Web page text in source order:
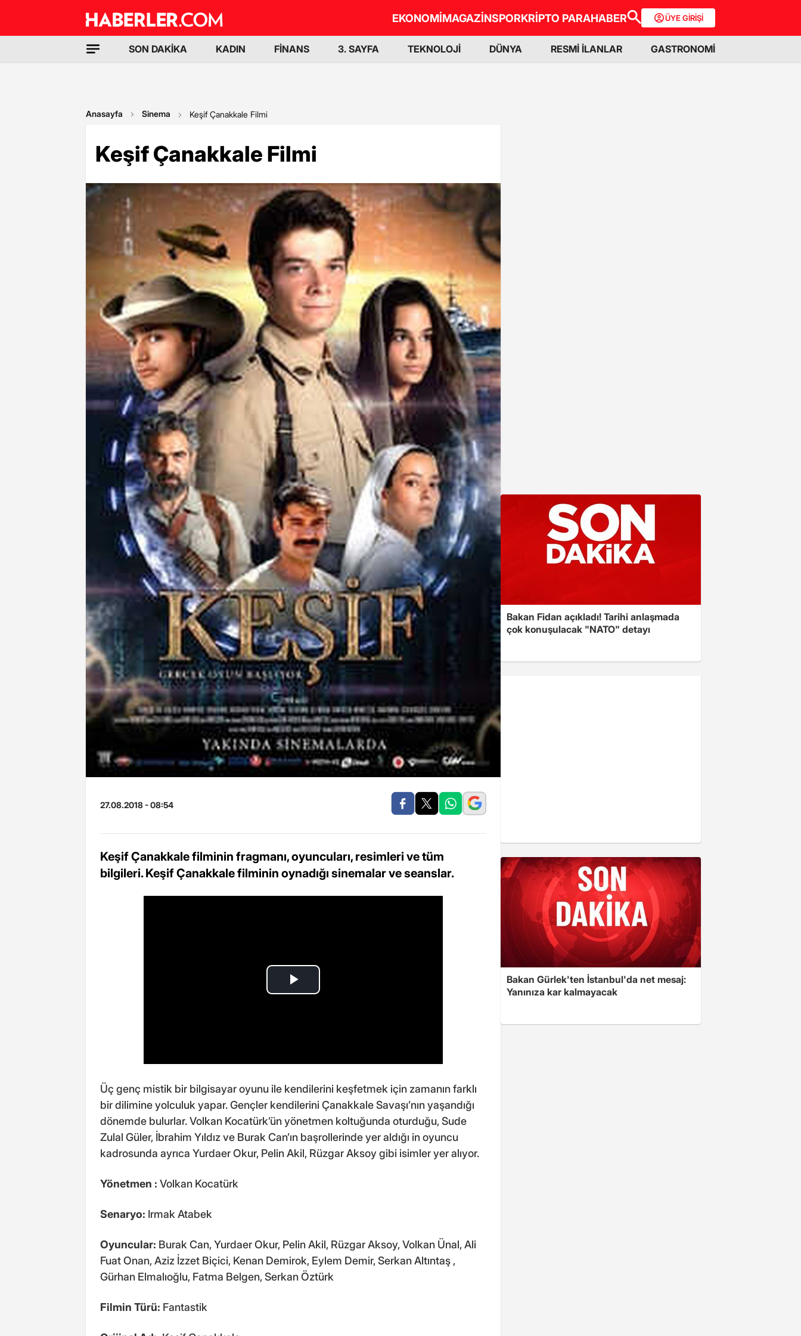
EKONOMİMAGAZİNSPORKRİPTO PARAHABER ÜYE GİRİŞİ
SON DAKİKA KADIN FİNANS 3. SAYFA TEKNOLOJİ DÜNYA RESMİ İLANLAR GASTRONOMİ
Anasayfa Sinema Keşif Çanakkale Filmi
Keşif Çanakkale Filmi
27.08.2018 - 08:54
Keşif Çanakkale filminin fragmanı, oyuncuları, resimleri ve tüm
bilgileri. Keşif Çanakkale filminin oynadığı sinemalar ve seanslar.
Üç genç mistik bir bilgisayar oyunu ile kendilerini keşfetmek için zamanın farklı
bir dilimine yolculuk yapar. Gençler kendilerini Çanakkale Savaşı’nın yaşandığı
dönemde bulurlar. Volkan Kocatürk’ün yönetmen koltuğunda oturduğu, Sude
Zulal Güler, İbrahim Yıldız ve Burak Can’ın başrollerinde yer aldığı in oyuncu
kadrosunda ayrıca Yurdaer Okur, Pelin Akil, Rüzgar Aksoy gibi isimler yer alıyor.
Yönetmen : Volkan Kocatürk
Senaryo: Irmak Atabek
Oyuncular: Burak Can, Yurdaer Okur, Pelin Akil, Rüzgar Aksoy, Volkan Ünal, Ali
Fuat Onan, Aziz İzzet Biçici, Kenan Demirok, Eylem Demir, Serkan Altıntaş ,
Gürhan Elmalıoğlu, Fatma Belgen, Serkan Öztürk
Filmin Türü: Fantastik
Bakan Fidan açıkladı! Tarihi anlaşmada
çok konuşulacak "NATO" detayı
Bakan Gürlek'ten İstanbul'da net mesaj:
Yanınıza kar kalmayacak